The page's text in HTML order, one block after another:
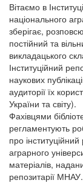
Вітаємо в
національного
зберігає,
постійний та
викладацького
Інституційний
наукових
аудиторії їх
України та світу).
Фахівцями
регламентують
про
аграрного
матеріалів,
репозитарії МНАУ.